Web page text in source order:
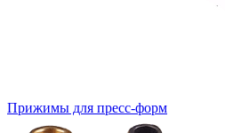
Прижимы для пресс-форм